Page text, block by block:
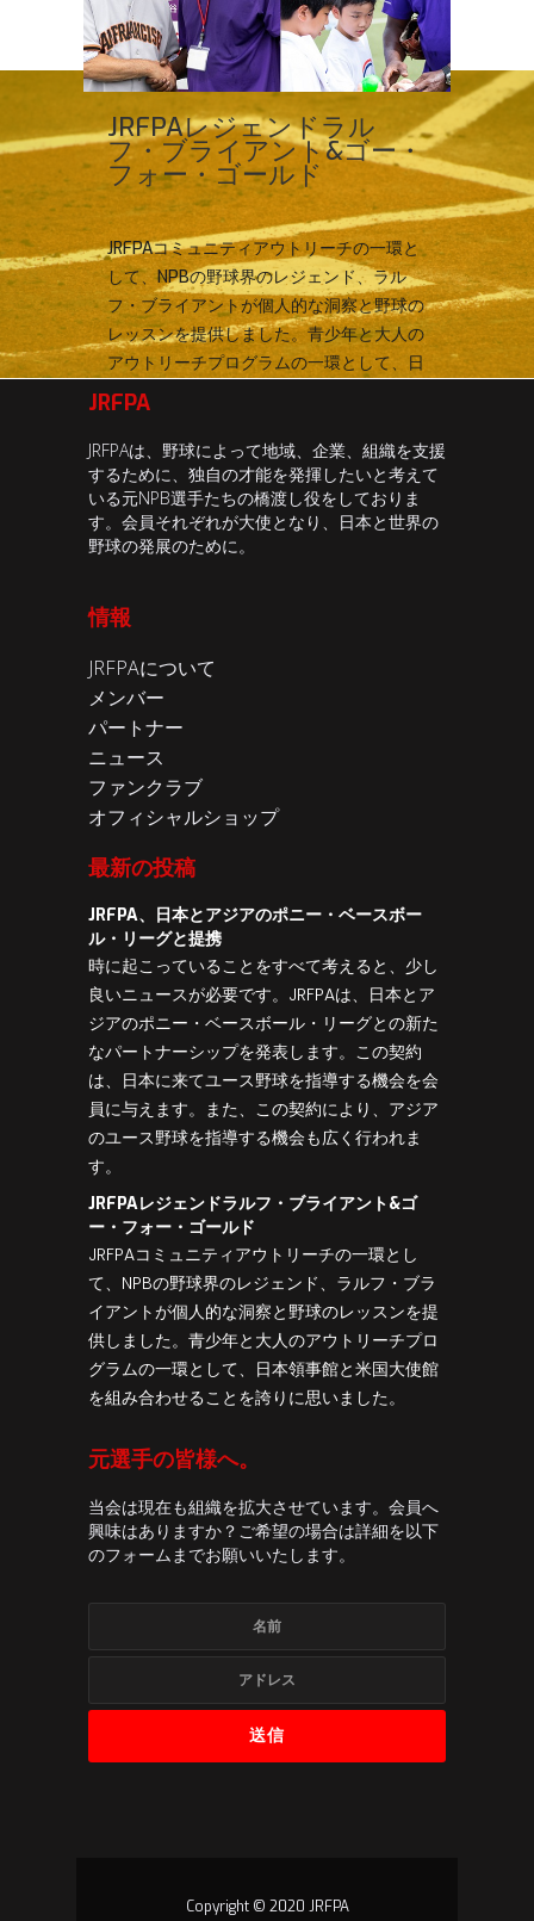
JRFPAレジェンドラル
フ・ブライアント&ゴー・
フォー・ゴールド
JRFPAコミュニティアウトリーチの一環と
して、NPBの野球界のレジェンド、ラル
フ・ブライアントが個人的な洞察と野球の
レッスンを提供しました。青少年と大人の
アウトリーチプログラムの一環として、日
本領事館と米国大使館を組み合わせること
続きを読む
JRFPA、コヴィッド-19と
野球の試合
って様々な方法で影響を受けたすべての人
ーは、世界中の社会的分離を実践するよう
積極的に奨励しています。我々はまた、人
類がこの脅威に一緒に直面する中で、希
望、回復力、希望のメッセージを提供して
います。
続きを読む
JRFPA
JRFPAは、野球によって地域、企業、組織を支援
するために、独自の才能を発揮したいと考えて
いる元NPB選手たちの橋渡し役をしておりま
す。会員それぞれが大使となり、日本と世界の
野球の発展のために。
情報
JRFPAについて
メンバー
パートナー
ニュース
ファンクラブ
オフィシャルショップ
最新の投稿
JRFPA、日本とアジアのポニー・ベースボー
ル・リーグと提携
時に起こっていることをすべて考えると、少し
良いニュースが必要です。JRFPAは、日本とア
ジアのポニー・ベースボール・リーグとの新た
なパートナーシップを発表します。この契約
は、日本に来てユース野球を指導する機会を会
員に与えます。また、この契約により、アジア
のユース野球を指導する機会も広く行われま
す。
JRFPAレジェンドラルフ・ブライアント&ゴ
ー・フォー・ゴールド
JRFPAコミュニティアウトリーチの一環とし
て、NPBの野球界のレジェンド、ラルフ・ブラ
イアントが個人的な洞察と野球のレッスンを提
供しました。青少年と大人のアウトリーチプロ
グラムの一環として、日本領事館と米国大使館
を組み合わせることを誇りに思いました。
元選手の皆様へ。
当会は現在も組織を拡大させています。会員へ
興味はありますか？ご希望の場合は詳細を以下
のフォームまでお願いいたします。
Copyright © 2020 JRFPA